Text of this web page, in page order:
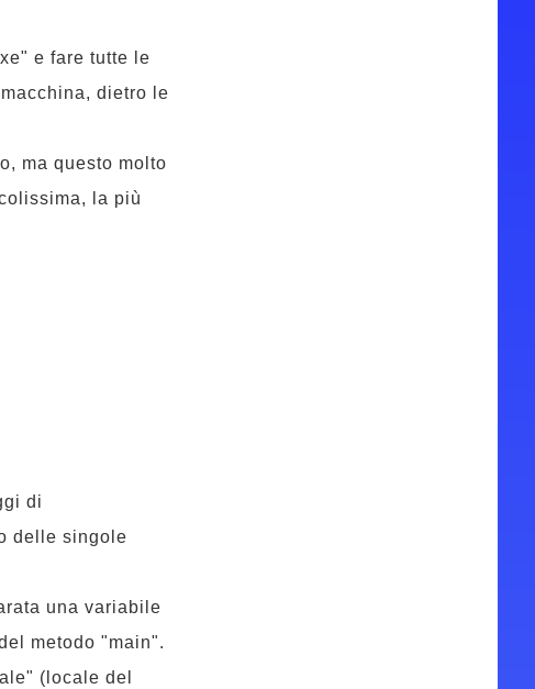
e fare tutte le
dietro le
ma questo molto
la più
di
delle singole
una variabile
metodo "main".
(locale del